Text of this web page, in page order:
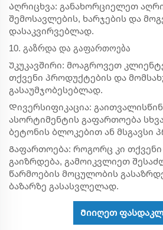
Აღრიცხვა: განახორციელეთ
შემოსავლების, ხარჯების და
დასაკვირვებლად.
10. გაზრდა და გაფართოება
Უკუკავშირი: მოაგროვეთ
თქვენი პროდუქტების და
გასაუმჯობესებლად.
Დივერსიფიკაცია:
ასორტიმენტის გაფართოება
ბეტონის ბლოკებით ან მსგავსი
Გაფართოება: როგორც კი თქვენი
გაიზრდება, გამოიკვლიეთ
წარმოების მოცულობის
ბაზარზე გასასვლელად.
Მიიღეთ